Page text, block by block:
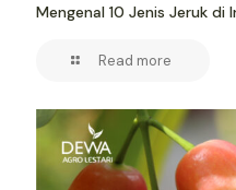
Mengenal 10 Jenis Jeruk
Read more